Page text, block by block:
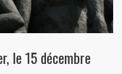
le 15 décembre